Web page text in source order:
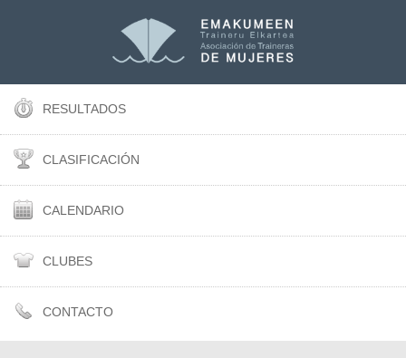
RESULTADOS
CLASIFICACIÓN
CALENDARIO
CLUBES
CONTACTO